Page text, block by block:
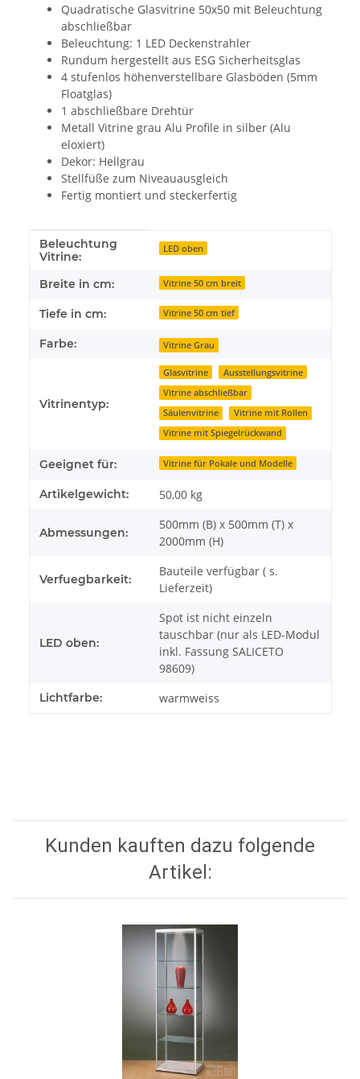
Quadratische Glasvitrine 50x50 mit Beleuchtung
abschließbar
Beleuchtung: 1 LED Deckenstrahler
Rundum hergestellt aus ESG Sicherheitsglas
4 stufenlos höhenverstellbare Glasböden (5mm
Floatglas)
1 abschließbare Drehtür
Metall Vitrine grau Alu Profile in silber (Alu
eloxiert)
Dekor: Hellgrau
Stellfüße zum Niveauausgleich
Fertig montiert und steckerfertig
Produkteigenschaft
Wert
Beleuchtung
Vitrine:
LED oben
Breite in cm: Vitrine 50 cm breit
Tiefe in cm: Vitrine 50 cm tief
Farbe: Vitrine Grau
Vitrinentyp:
Glasvitrine
Ausstellungsvitrine
Vitrine abschließbar
Säulenvitrine
Vitrine mit Rollen
Vitrine mit Spiegelrückwand
Geeignet für: Vitrine für Pokale und Modelle
Artikelgewicht: 50,00 kg
Abmessungen:
500mm (B) x 500mm (T) x
2000mm (H)
Verfuegbarkeit:
Bauteile verfügbar ( s.
Lieferzeit)
LED oben:
Spot ist nicht einzeln
tauschbar (nur als LED-Modul
inkl. Fassung SALICETO
98609)
Lichtfarbe: warmweiss
Kunden kauften dazu folgende
Artikel: